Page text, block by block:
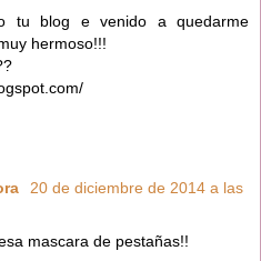
tu blog e venido a quedarme
hermoso!!!
20 de diciembre de 2014 a las
mascara de pestañas!!